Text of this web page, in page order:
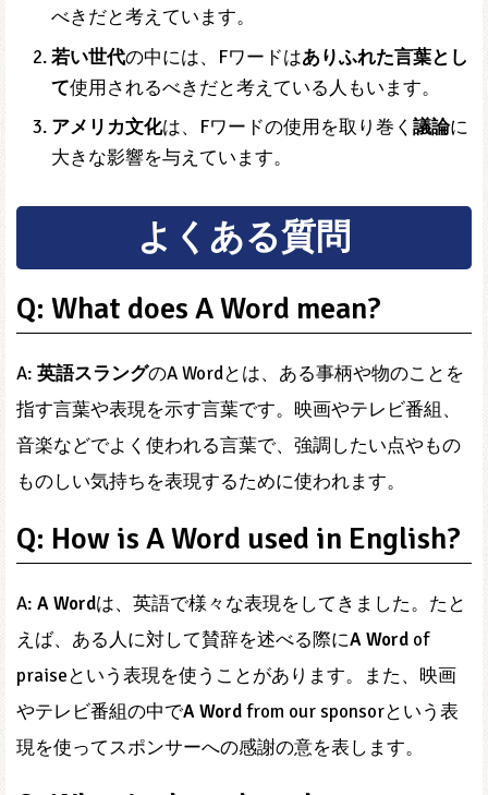
べきだと考えています。
若い世代の中には、Fワードはありふれた言葉とし
て使用されるべきだと考えている人もいます。
アメリカ文化は、Fワードの使用を取り巻く 議論に
大きな影響を与えています。
よくある質問
Q: What does A Word mean?
A: 英語スラングのA Wordとは、ある事柄や物のことを
指す言葉や表現を示す言葉です。映画やテレビ番組、
音楽などでよく使われる言葉で、強調したい点やもの
ものしい気持ちを表現するために使われます。
Q: How is A Word used in English?
A: A Wordは、英語で様々な表現をしてきました。たと
えば、ある人に対して賛辞を述べる際にA Word of
praiseという表現を使うことがあります。また、映画
やテレビ番組の中でA Wordfrom our sponsorという表
現を使ってスポンサーへの感謝の意を表します。